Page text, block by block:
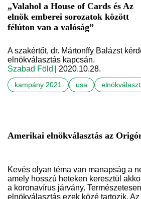
„Valahol a House of Cards és Az
elnök emberei sorozatok között
félúton van a valóság”
A szakértőt, dr. Mártonffy Balázst
elnökválasztás kapcsán.
Szabad Föld
| 2020.10.28.
kampány 2021 usa
Amerikai elnökválasztás az
Kevés olyan téma van manapság a
amely hosszú heteken keresztül
a koronavírus járvány.
elnökválasztás ezek közé tartozik.